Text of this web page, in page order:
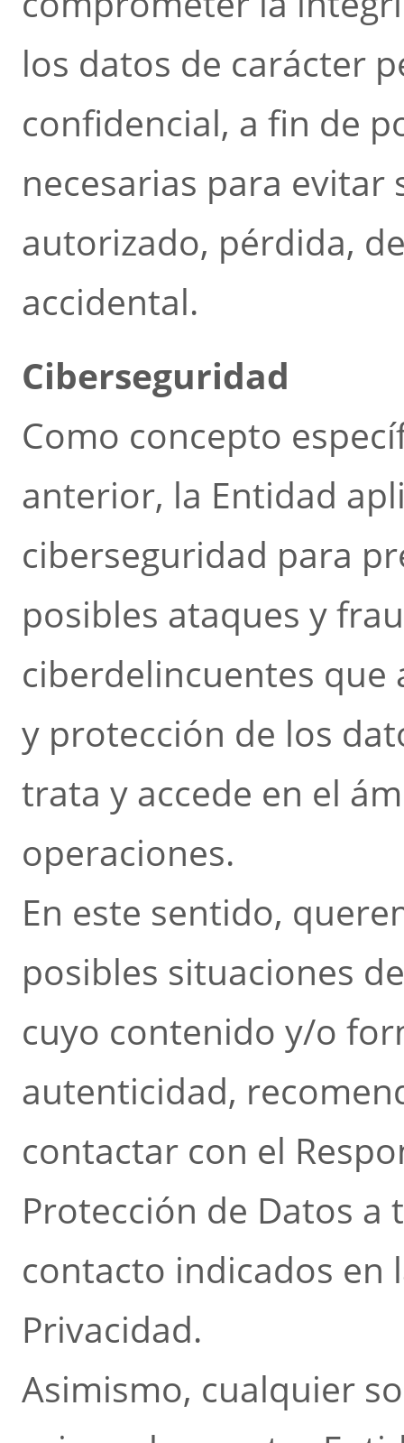
los datos de carácter
confidencial, a fin de
necesarias para
autorizado, pérdida,
accidental.
Ciberseguridad
Como concepto
anterior, la Entidad
ciberseguridad para
posibles ataques y
ciberdelincuentes
y protección de los
trata y accede en el
operaciones.
En este sentido,
posibles situaciones
cuyo contenido y/o
autenticidad,
contactar con el
Protección de Datos a
contacto indicados en
Privacidad.
Asimismo, cualquier